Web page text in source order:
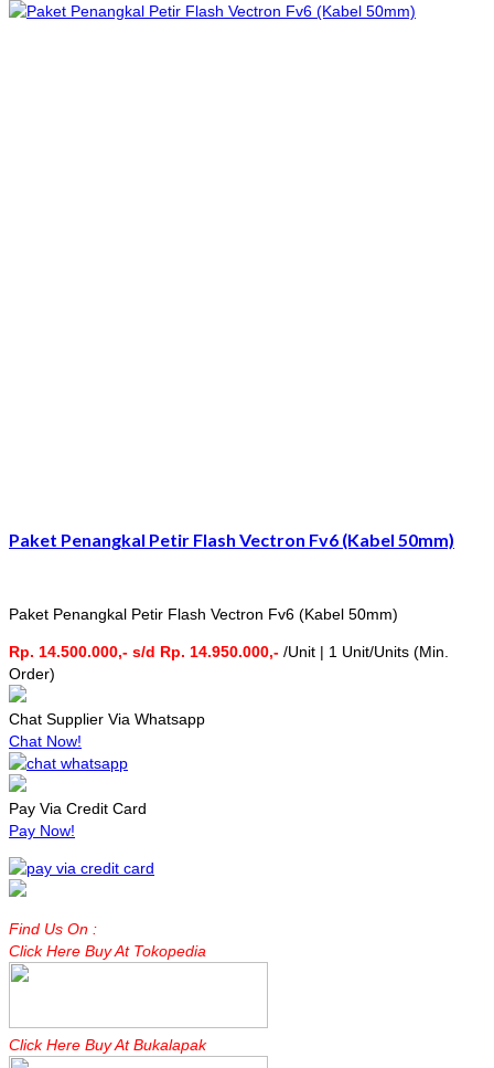
Paket Penangkal Petir Flash Vectron Fv6 (Kabel 50mm)
Paket Penangkal Petir Flash Vectron Fv6 (Kabel 50mm)
Rp. 14.500.000,- s/d Rp. 14.950.000,- /Unit | 1 Unit/Units (Min.
Order)
Chat Supplier Via Whatsapp
Chat Now!
Pay Via Credit Card
Pay Now!
Find Us On :
Click Here Buy At Tokopedia
Click Here Buy At Bukalapak